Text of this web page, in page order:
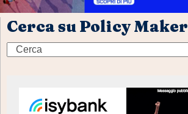
Cerca su Policy Maker
Search